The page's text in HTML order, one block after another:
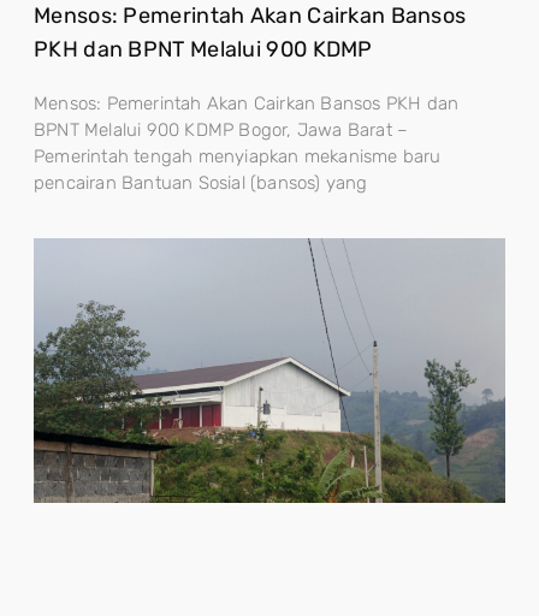
Mensos: Pemerintah Akan Cairkan Bansos
PKH dan BPNT Melalui 900 KDMP
Mensos: Pemerintah Akan Cairkan Bansos PKH dan
BPNT Melalui 900 KDMP Bogor, Jawa Barat –
Pemerintah tengah menyiapkan mekanisme baru
pencairan Bantuan Sosial (bansos) yang